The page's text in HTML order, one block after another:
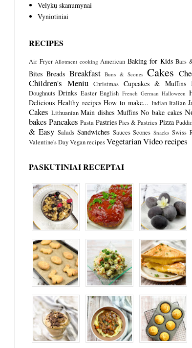
Velykų skanumynai
Vyniotiniai
RECIPES
Air Fryer Allotment cooking American Baking for Kids Bars
Bites Breads Breakfast Buns & Scones Cakes
Children's Meniu
Christmas Cupcakes & Muffins
Doughnuts Drinks Easter English French German Halloween
Delicious Healthy recipes How to make... Indian Italian
Cakes Lithuanian Main dishes Muffins No bake cakes
bakes Pancakes Pasta Pastries Pies & Pastries Pizza
& Easy Salads Sandwiches Sauces Scones Snacks Swiss
Valentine's DayVegan recipesVegetarianVideo recipes
PASKUTINIAI RECEPTAI